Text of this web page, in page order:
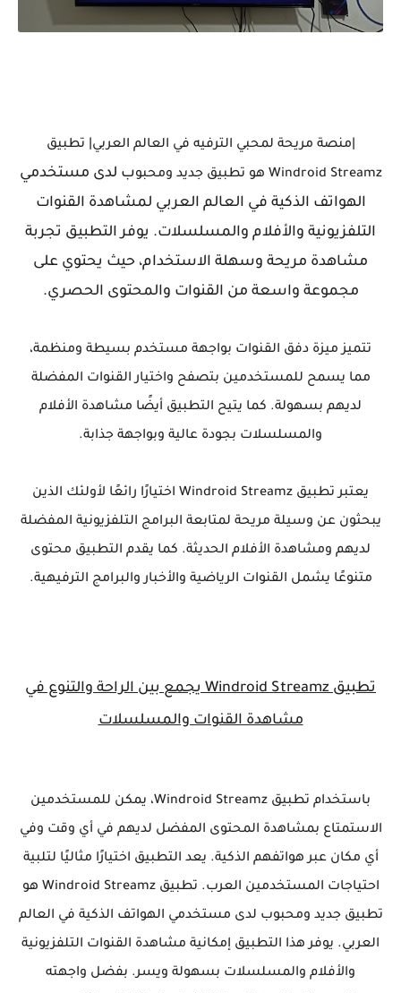
|منصة مريحة لمحبي الترفيه في العالم العربي| تطبيق
Windroid Streamz هو تطبيق جديد ومحبو
ب لدى مستخدمي
الهواتف الذكية في العالم العربي لمشاهدة القنوات
التلفزيونية والأفلام والمسلسلات. يوفر التطبيق تجربة
مشاهدة مريحة وسهلة الاستخدام، حيث يحتوي على
مجموعة واسعة من القنوات والمحتوى الحصري.
تتميز ميزة دفق القنوات بواجهة مستخدم بسيطة ومنظمة،
مما يسمح للمستخدمين بتصفح واختيار القنوات المفضلة
لديهم بسهولة. كما يتيح التطبيق أيضًا مشاهدة الأفلام
والمسلسلات بجودة عالية وبواجهة جذابة.
يعتبر تطبيق Windroid Streamz اختيارًا رائعًا لأولئك الذين
يبحثون عن وسيلة مريحة لمتابعة البرامج التلفزيونية المفضلة
لديهم ومشاهدة الأفلام الحديثة. كما يقدم التطبيق محتوى
متنوعًا يشمل القنوات الرياضية والأخبار والبرامج الترفيهية.
تطبيق Windroid Streamz يجمع بين الراحة والتنوع في
مشاهدة القنوات والمسلسلات
باستخدام تطبيق Windroid Streamz، يمكن للمستخدمين
الاستمتاع بمشاهدة المحتوى المفضل لديهم في أي وقت وفي
أي مكان عبر هواتفهم الذكية. يعد التطبيق اختيارًا مثاليًا لتلبية
احتياجات المستخدمين العرب. تطبيق Windroid Streamz هو
تطبيق جديد ومحبوب لدى مستخدمي الهواتف الذكية في العالم
العربي. يوفر هذا التطبيق إمكانية مشاهدة القنوات التلفزيونية
والأفلام والمسلسلات بسهولة ويسر. بفضل واجهته